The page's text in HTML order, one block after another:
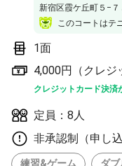
新宿区霞ケ丘町５−７
このコートはテ
1面
4,000円（クレジ
クレジットカード決済
定員：8人
非承認制（申し
練習&ゲーム ダブ